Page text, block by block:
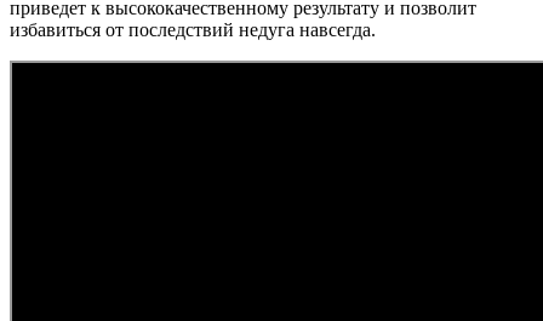
приведет к высококачественному результату и позволит
избавиться от последствий недуга навсегда.